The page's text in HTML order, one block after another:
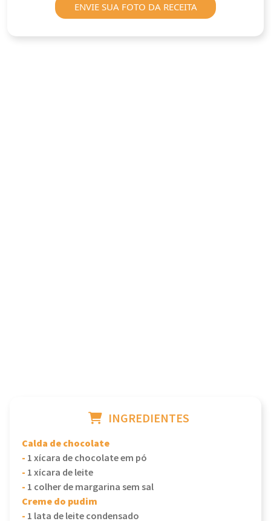
ENVIE SUA FOTO DA RECEITA
INGREDIENTES
Calda de chocolate
- 1 xícara de chocolate em pó
- 1 xícara de leite
- 1 colher de margarina sem sal
Creme do pudim
- 1 lata de leite condensado